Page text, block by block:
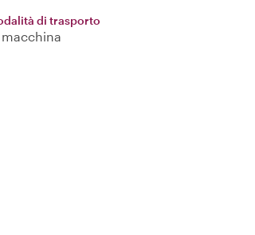
di trasporto
macchina